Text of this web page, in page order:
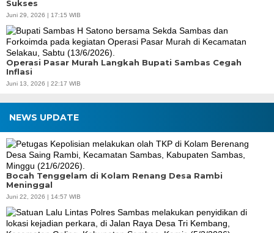
Sukses
Juni 29, 2026 | 17:15 WIB
Operasi Pasar Murah Langkah Bupati Sambas Cegah
Inflasi
Juni 13, 2026 | 22:17 WIB
NEWS UPDATE
Bocah Tenggelam di Kolam Renang Desa Rambi
Meninggal
Juni 22, 2026 | 14:57 WIB